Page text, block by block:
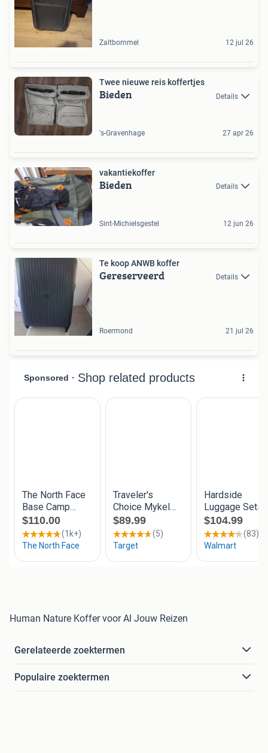
Zaltbommel 12 jul 26
Twee nieuwe reis koffertjes
Bieden Details
's-Gravenhage 27 apr 26
vakantiekoffer
Bieden Details
Sint-Michielsgestel 12 jun 26
Te koop ANWB koffer
Gereserveerd Details
Roermond 21 jul 26
Human Nature Koffer voor Al Jouw Reizen
Gerelateerde zoektermen
Populaire zoektermen